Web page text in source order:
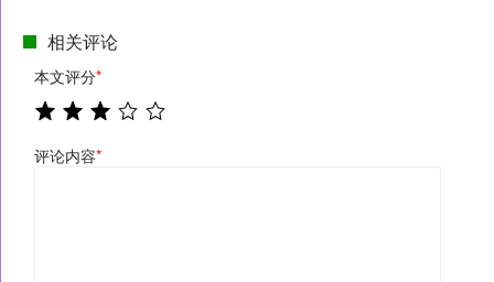
相关评论
本文评分*
评论内容*